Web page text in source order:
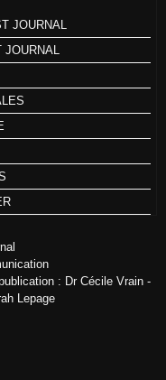
JOURNAL
: Dr Cécile Vrain -
Lepage